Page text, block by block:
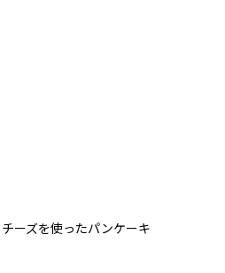
ーズを使ったパンケーキ